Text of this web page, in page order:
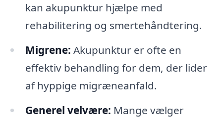
kan akupunktur hjælpe med
rehabilitering og smertehåndtering.
Migrene: Akupunktur er ofte en
effektiv behandling for dem, der lider
af hyppige migræneanfald.
Generel velvære: Mange vælger